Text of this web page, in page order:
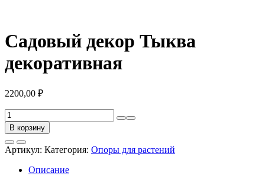
Садовый декор Тыква
декоративная
2200,00 ₽
Количество
товара
Садовый
декор
Тыква
декоративная
В корзину
Артикул: Категория: Опоры для растений
Описание